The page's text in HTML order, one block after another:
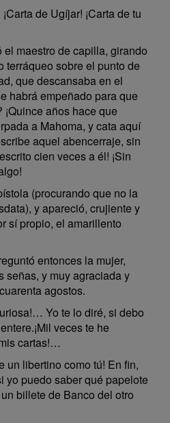
de Ugíjar! ¡Carta de tu
maestro de capilla, girando
terráqueo sobre el punto de
que descansaba en el
habrá empeñado para que
años hace que
a Mahoma, y cata aquí
aquel abencerraje, sin
cien veces a él! ¡Sin
(procurando que no la
y apareció, crujiente y
sí propio, el amarillento
entonces la mujer,
señas, y muy agraciada y
agostos.
Yo te lo diré, si debo
veces te he
cartas!…
un libertino como tú! En fin,
yo puedo saber qué papelote
billete de Banco del otro